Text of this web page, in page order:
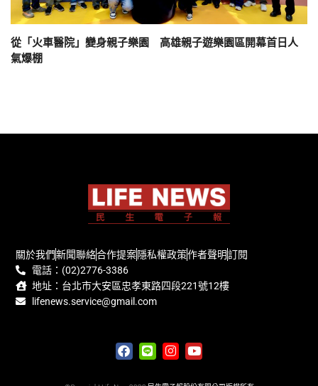
從「火車醫院」變身親子樂園 高雄親子遊樂園區開幕首日人
氣爆棚
關於我們新聞聯絡合作提案隱私權政策作者聲明訂閱
電話：(02)2776-3386
地址：台北市大安區忠孝東路四段221號12樓
lifenews.service@gmail.com